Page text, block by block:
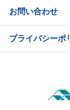
お問い合わせ
プライバシーポ